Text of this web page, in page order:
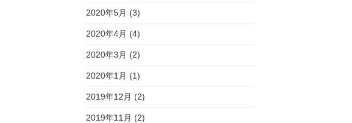
2020年5月 (3)
2020年4月 (4)
2020年3月 (2)
2020年1月 (1)
2019年12月 (2)
2019年11月 (2)